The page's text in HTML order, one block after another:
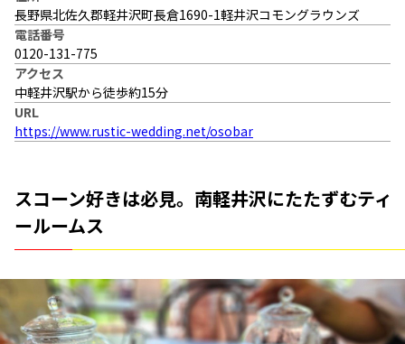
長野県北佐久郡軽井沢町長倉1690-1軽井沢コモングラウンズ
電話番号
0120-131-775
アクセス
中軽井沢駅から徒歩約15分
URL
https://www.rustic-wedding.net/osobar
スコーン好きは必見。南軽井沢にたたずむティ
ールームス